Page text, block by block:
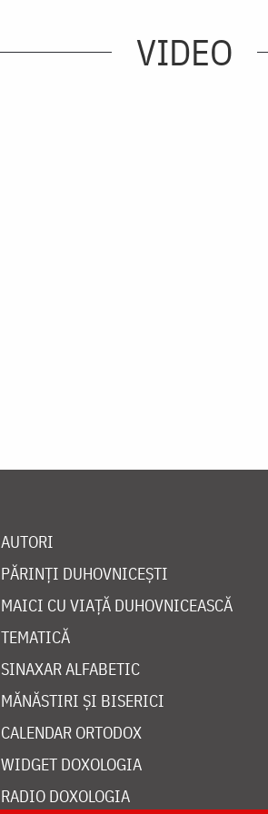
VIDEO
AUTORI
PĂRINȚI DUHOVNICEȘTI
MAICI CU VIAȚĂ DUHOVNICEASCĂ
TEMATICĂ
SINAXAR ALFABETIC
MĂNĂSTIRI ȘI BISERICI
CALENDAR ORTODOX
WIDGET DOXOLOGIA
RADIO DOXOLOGIA